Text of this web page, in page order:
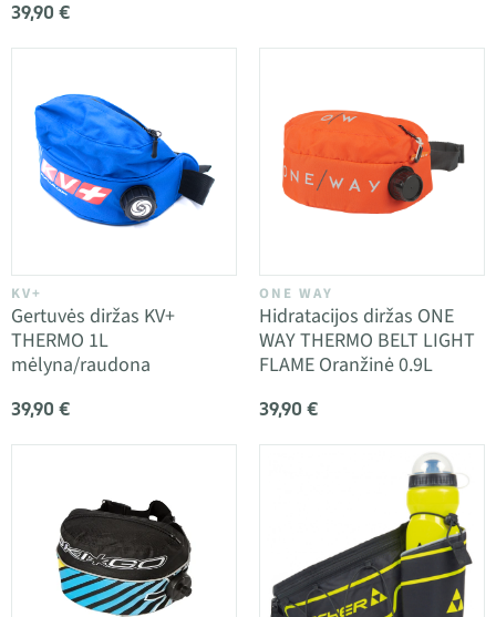
39,90 €
KV+
Gertuvės diržas KV+
THERMO 1L
mėlyna/raudona
39,90 €
ONE WAY
Hidratacijos diržas ONE
WAY THERMO BELT LIGHT
FLAME Oranžinė 0.9L
39,90 €